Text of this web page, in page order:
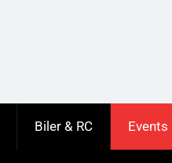
Biler & RC Events